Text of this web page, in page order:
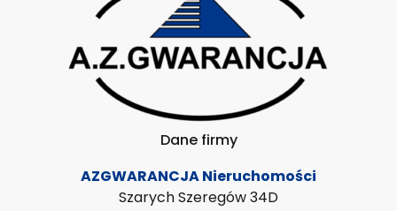
Dane firmy
AZGWARANCJA Nieruchomości
Szarych Szeregów 34D